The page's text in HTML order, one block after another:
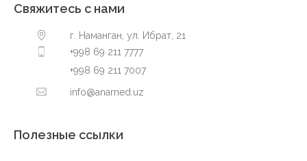
Свяжитесь с нами
г. Наманган, ул. Ибрат, 21
+998 69 211 7777
+998 69 211 7007
info@anamed.uz
Полезные ссылки